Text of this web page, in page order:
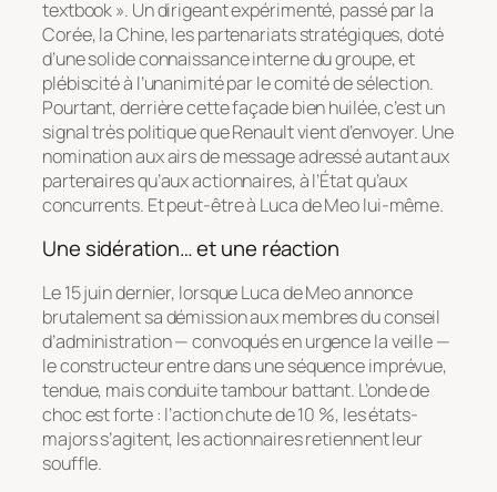
textbook ». Un dirigeant expérimenté, passé par la
Corée, la Chine, les partenariats stratégiques, doté
d’une solide connaissance interne du groupe, et
plébiscité à l’unanimité par le comité de sélection.
Pourtant, derrière cette façade bien huilée, c’est un
signal très politique que Renault vient d’envoyer. Une
nomination aux airs de message adressé autant aux
partenaires qu’aux actionnaires, à l’État qu’aux
concurrents. Et peut-être à Luca de Meo lui-même.
Une sidération… et une réaction
Le 15 juin dernier, lorsque Luca de Meo annonce
brutalement sa démission aux membres du conseil
d’administration — convoqués en urgence la veille —
le constructeur entre dans une séquence imprévue,
tendue, mais conduite tambour battant. L’onde de
choc est forte : l’action chute de 10 %, les états-
majors s’agitent, les actionnaires retiennent leur
souffle.